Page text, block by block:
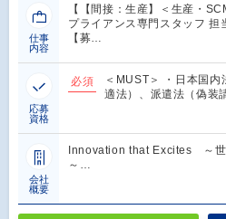
仕事
内容
【【間接：生産】＜生産・
プライアンス専門スタッフ 担
【募…
応募
資格
必須
＜MUST＞ ・日本国
適法）、派遣法（偽装
会社
概要
Innovation that Excites ～世
～…